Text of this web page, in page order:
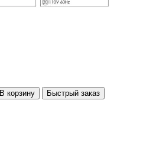
В корзину
Быстрый заказ